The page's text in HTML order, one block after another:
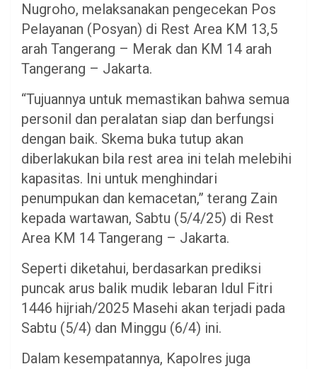
Nugroho, melaksanakan pengecekan Pos
Pelayanan (Posyan) di Rest Area KM 13,5
arah Tangerang – Merak dan KM 14 arah
Tangerang – Jakarta.
“Tujuannya untuk memastikan bahwa semua
personil dan peralatan siap dan berfungsi
dengan baik. Skema buka tutup akan
diberlakukan bila rest area ini telah melebihi
kapasitas. Ini untuk menghindari
penumpukan dan kemacetan,” terang Zain
kepada wartawan, Sabtu (5/4/25) di Rest
Area KM 14 Tangerang – Jakarta.
Seperti diketahui, berdasarkan prediksi
puncak arus balik mudik lebaran Idul Fitri
1446 hijriah/2025 Masehi akan terjadi pada
Sabtu (5/4) dan Minggu (6/4) ini.
Dalam kesempatannya, Kapolres juga